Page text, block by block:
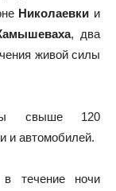
Николаевки и
, два
живой силы
свыше 120
и автомобилей.
в течение ночи